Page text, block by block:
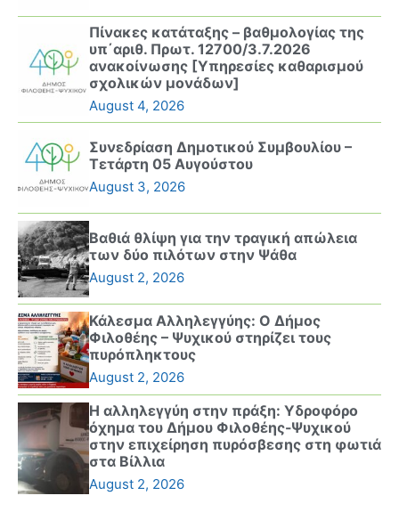
Πίνακες κατάταξης – βαθμολογίας της
υπ΄αριθ. Πρωτ. 12700/3.7.2026
ανακοίνωσης [Υπηρεσίες καθαρισμού
σχολικών μονάδων]
August 4, 2026
Συνεδρίαση Δημοτικού Συμβουλίου –
Τετάρτη 05 Αυγούστου
August 3, 2026
Βαθιά θλίψη για την τραγική απώλεια
των δύο πιλότων στην Ψάθα
August 2, 2026
Κάλεσμα Αλληλεγγύης: Ο Δήμος
Φιλοθέης – Ψυχικού στηρίζει τους
πυρόπληκτους
August 2, 2026
Η αλληλεγγύη στην πράξη: Υδροφόρο
όχημα του Δήμου Φιλοθέης-Ψυχικού
στην επιχείρηση πυρόσβεσης στη φωτιά
στα Βίλλια
August 2, 2026